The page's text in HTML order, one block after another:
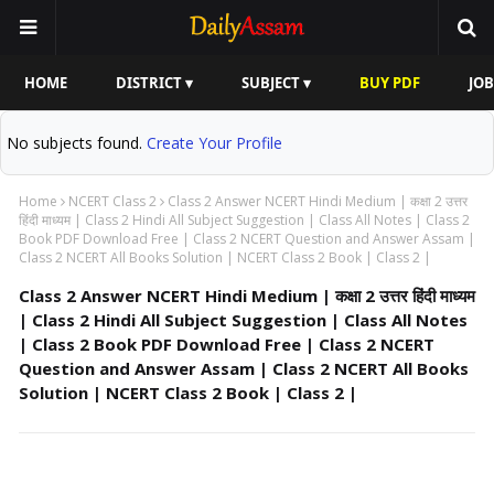
HOME DISTRICT ▾ SUBJECT ▾ BUY PDF
No subjects found. Create Your Profile
Home NCERT Class 2
Class 2 Answer NCERT Hindi Medium | कक्षा 2 उत्तर
हिंदी माध्यम | Class 2 Hindi All Subject Suggestion | Class All Notes | Class 2
Book PDF Download Free | Class 2 NCERT Question and Answer Assam |
Class 2 NCERT All Books Solution | NCERT Class 2 Book | Class 2 |
Class 2 Answer NCERT Hindi Medium | कक्षा 2 उत्तर हिंदी माध्यम
| Class 2 Hindi All Subject Suggestion | Class All Notes
| Class 2 Book PDF Download Free | Class 2 NCERT
Question and Answer Assam | Class 2 NCERT All Books
Solution | NCERT Class 2 Book | Class 2 |